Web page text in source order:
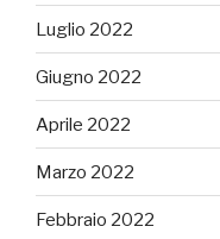
Luglio 2022
Giugno 2022
Aprile 2022
Marzo 2022
Febbraio 2022